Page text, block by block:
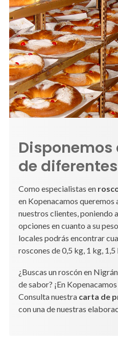
Disponemos
de
Como especialistas en
en Kopenacamos
nuestros clientes, poniendo
opciones en cuanto a su
locales podrás encontrar
roscones de0,5 kg, 1 kg, 1,5
¿Buscas un roscón en
de sabor? ¡En
Consulta nuestra carta de
con una de nuestras